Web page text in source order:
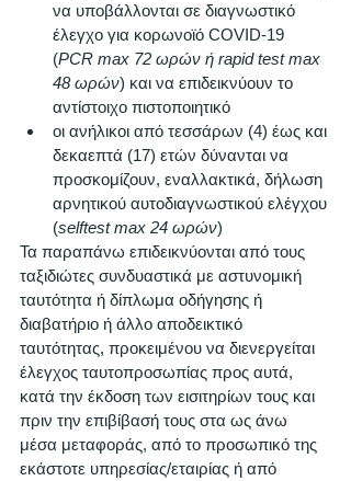
να υποβάλλονται σε διαγνωστικό
έλεγχο για κορωνοϊό COVID-19
(PCR max 72 ωρών ή rapid test max
48 ωρών) και να επιδεικνύουν το
αντίστοιχο πιστοποιητικό
οι ανήλικοι από τεσσάρων (4) έως και
δεκαεπτά (17) ετών δύνανται να
προσκομίζουν, εναλλακτικά, δήλωση
αρνητικού αυτοδιαγνωστικού ελέγχου
(selftest max 24 ωρών)
Τα παραπάνω επιδεικνύονται από τους
ταξιδιώτες συνδυαστικά με αστυνομική
ταυτότητα ή δίπλωμα οδήγησης ή
διαβατήριο ή άλλο αποδεικτικό
ταυτότητας, προκειμένου να διενεργείται
έλεγχος ταυτοπροσωπίας προς αυτά,
κατά την έκδοση των εισιτηρίων τους και
πριν την επιβίβασή τους στα ως άνω
μέσα μεταφοράς, από το προσωπικό της
εκάστοτε υπηρεσίας/εταιρίας ή από